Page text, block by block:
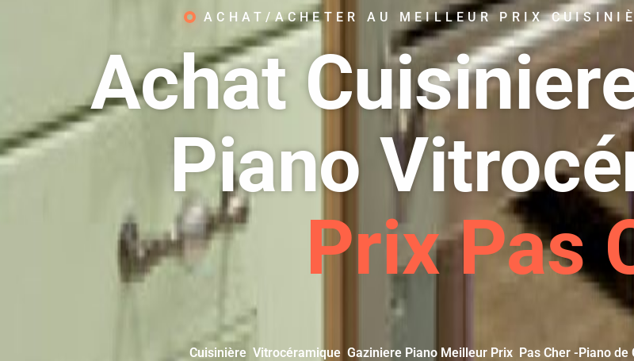
ACHAT/ACHETER AU MEILLEUR PRIX
Achat
Piano
Prix Pas
Cuisinière Vitrocéramique Gaziniere Piano Meilleur Prix Pas Cher -Piano de